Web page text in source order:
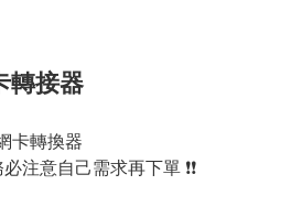
轉接器
卡轉換器
注意自己需求再下單 ❗❗